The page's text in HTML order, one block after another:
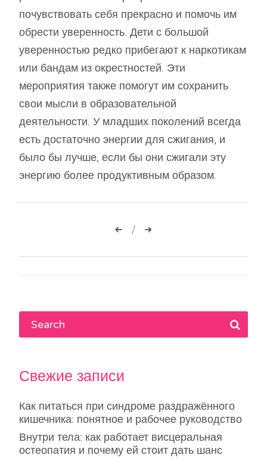
почувствовать себя прекрасно и помочь им
обрести уверенность. Дети с большой
уверенностью редко прибегают к наркотикам
или бандам из окрестностей. Эти
мероприятия также помогут им сохранить
свои мысли в образовательной
деятельности. У младших поколений всегда
есть достаточно энергии для сжигания, и
было бы лучше, если бы они сжигали эту
энергию более продуктивным образом.
Навигация
по
Свежие записи
Как питаться при синдроме раздражённого
кишечника: понятное и рабочее руководство
Внутри тела: как работает висцеральная
остеопатия и почему ей стоит дать шанс